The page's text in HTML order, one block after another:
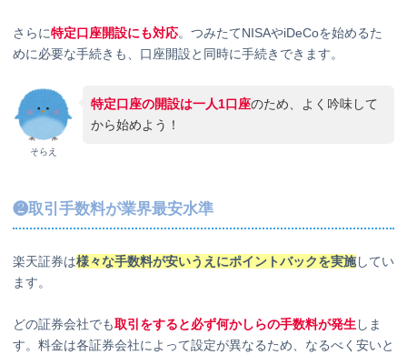
さらに特定口座開設にも対応。つみたてNISAやiDeCoを始めるた
めに必要な手続きも、口座開設と同時に手続きできます。
そらえ
特定口座の開設は一人1口座のため、よく吟味して
から始めよう！
❷取引手数料が業界最安水準
楽天証券は様々な手数料が安いうえにポイントバックを実施してい
ます。
どの証券会社でも取引をすると必ず何かしらの手数料が発生 しま
す。料金は各証券会社によって設定が異なるため、なるべく安いと